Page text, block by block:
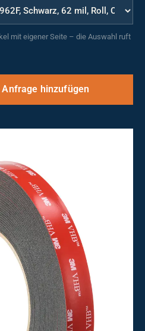
mit eigener Seite – die Auswahl ruft